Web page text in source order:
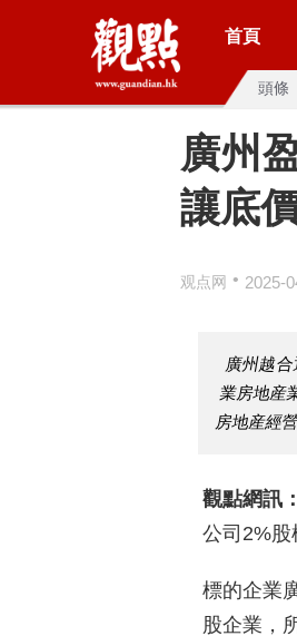
首頁
頭條
廣州
讓底
观点网 • 2025-
廣州越
業房地産
房地産經
觀點網訊
公司2%股
標的企業
股企業，